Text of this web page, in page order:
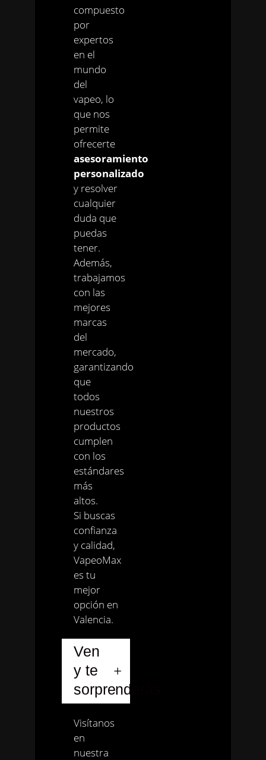
compuesto
por
expertos
en el
mundo
del
vapeo, lo
que nos
permite
ofrecerte
asesoramiento
personalizado
y resolver
cualquier
duda que
puedas
tener.
Además,
trabajamos
con las
mejores
marcas
del
mercado,
garantizando
que
todos
nuestros
productos
cumplen
con los
estándares
más
altos.
Si buscas
confianza
y calidad,
VapeoMax
es tu
mejor
opción en
Valencia.
Ven
y te
sorprenderás
Visítanos
en
nuestra